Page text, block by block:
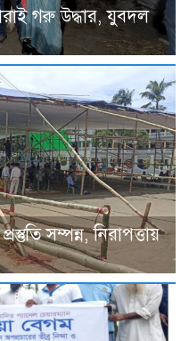
গরু উদ্ধার, যুবদল
সম্পন্ন, নিরাপত্তায়